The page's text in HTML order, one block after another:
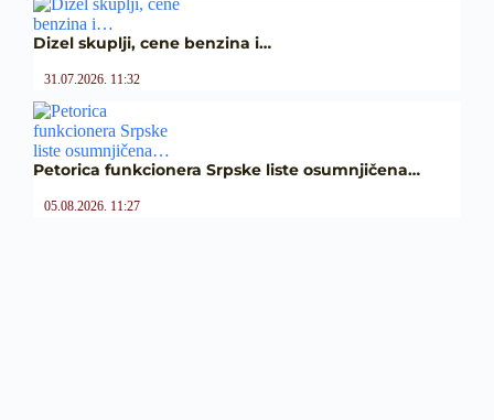
Dizel skuplji, cene benzina i…
31.07.2026. 11:32
Petorica funkcionera Srpske liste osumnjičena…
05.08.2026. 11:27